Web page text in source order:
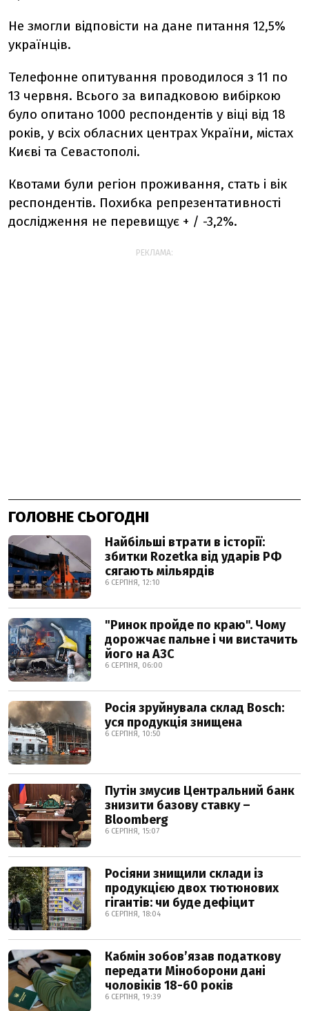
Не змогли відповісти на дане питання 12,5%
українців.
Телефонне опитування проводилося з 11 по
13 червня. Всього за випадковою вибіркою
було опитано 1000 респондентів у віці від 18
років, у всіх обласних центрах України, містах
Києві та Севастополі.
Квотами були регіон проживання, стать і вік
респондентів. Похибка репрезентативності
дослідження не перевищує + / -3,2%.
РЕКЛАМА:
ГОЛОВНЕ СЬОГОДНІ
Найбільші втрати в історії:
збитки Rozetka від ударів РФ
сягають мільярдів
6 СЕРПНЯ, 12:10
"Ринок пройде по краю". Чому
дорожчає пальне і чи вистачить
його на АЗС
6 СЕРПНЯ, 06:00
Росія зруйнувала склад Bosch:
уся продукція знищена
6 СЕРПНЯ, 10:50
Путін змусив Центральний банк
знизити базову ставку –
Bloomberg
6 СЕРПНЯ, 15:07
Росіяни знищили склади із
продукцією двох тютюнових
гігантів: чи буде дефіцит
6 СЕРПНЯ, 18:04
Кабмін зобовʼязав податкову
передати Міноборони дані
чоловіків 18-60 років
6 СЕРПНЯ, 19:39